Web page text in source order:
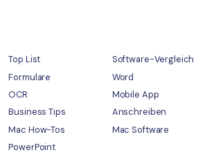
Top List
Software-Vergleich
Formulare
Word
OCR
Mobile App
Business Tips
Anschreiben
Mac How-Tos
Mac Software
PowerPoint